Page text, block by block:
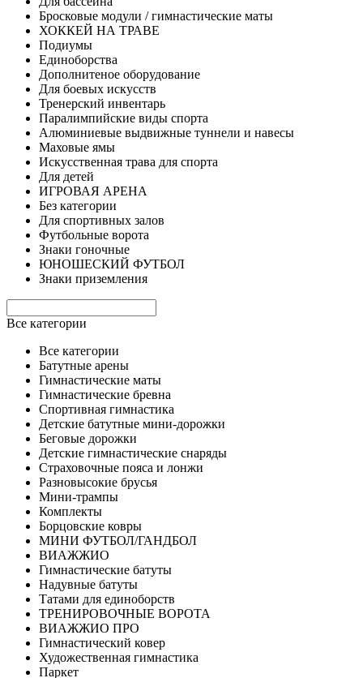
Бросковые модули / гимнастические маты
ХОККЕЙ НА ТРАВЕ
Подиумы
Единоборства
Дополнитеное оборудование
Для боевых искусств
Тренерский инвентарь
Паралимпийские виды спорта
Алюминиевые выдвижные туннели и навесы
Маховые ямы
Искусственная трава для спорта
Для детей
ИГРОВАЯ АРЕНА
Без категории
Для спортивных залов
Футбольные ворота
Знаки гоночные
ЮНОШЕСКИЙ ФУТБОЛ
Знаки приземления
Все категории
Все категории
Батутные арены
Гимнастические маты
Гимнастические бревна
Спортивная гимнастика
Детские батутные мини-дорожки
Беговые дорожки
Детские гимнастические снаряды
Страховочные пояса и лонжи
Разновысокие брусья
Мини-трампы
Комплекты
Борцовские ковры
МИНИ ФУТБОЛ/ГАНДБОЛ
ВИАЖЖИО
Гимнастические батуты
Надувные батуты
Татами для единоборств
ТРЕНИРОВОЧНЫЕ ВОРОТА
ВИАЖЖИО ПРО
Гимнастический ковер
Художественная гимнастика
Паркет